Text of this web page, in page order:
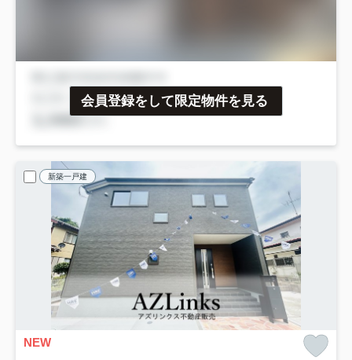
会員登録をして限定物件を見る
新築一戸建
NEW